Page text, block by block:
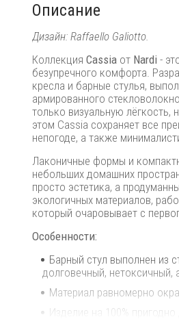
Описание
Дизайн: Raffaello Galiotto.
Коллекция Cassia от Nardi -
безупречного комфорта.
кресла и барные стулья,
армированного
только визуальную
этом Cassia сохраняет все
непогоде, а также
Лаконичные формы и
небольших домашних
просто эстетика, а
экологичных материалов,
который очаровывает с
Особенности:
Барный стул выполнен из
долговечный, нетоксичный,
Материал равномерно
Изделие на 100% пригодно